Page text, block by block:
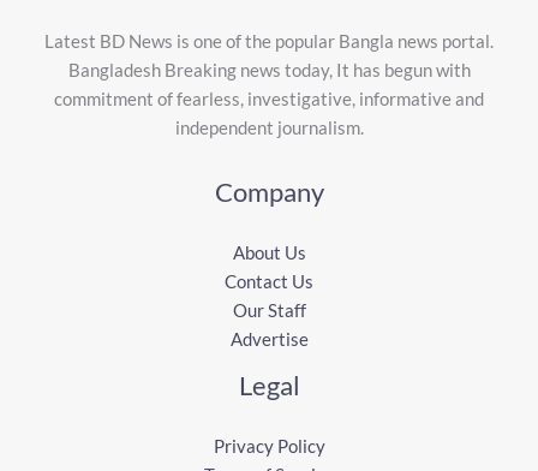
Latest BD News is one of the popular Bangla news portal.
Bangladesh Breaking news today, It has begun with
commitment of fearless, investigative, informative and
independent journalism.
Company
About Us
Contact Us
Our Staff
Advertise
Legal
Privacy Policy